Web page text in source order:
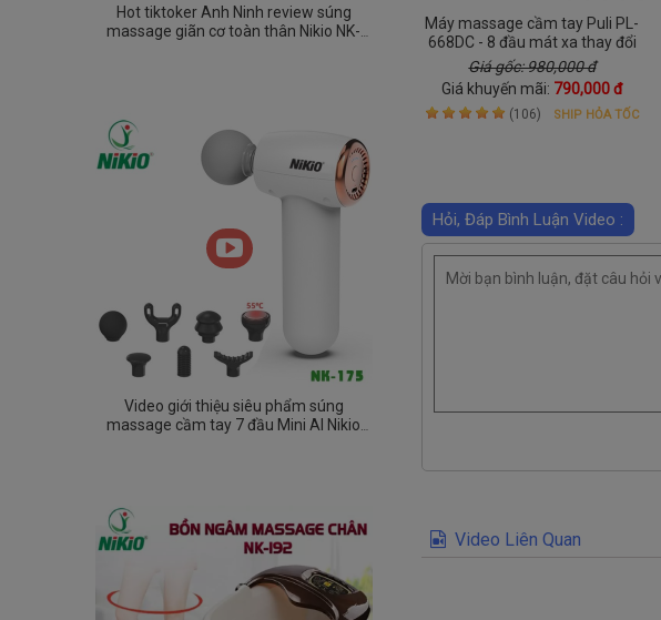
Hot tiktoker Anh Ninh review súng
massage giãn cơ toàn thân Nikio NK-
Video giới thiệu siêu phẩm súng
massage cầm tay 7 đầu Mini AI Nikio
Máy massage cầm tay Puli PL-
668DC - 8 đầu mát xa thay đổi
Giá gốc: 980,000 đ
Giá khuyến mãi: 790,000 đ
(106) SHIP HỎA TỐC
Hỏi, Đáp Bình Luận Video :
Video Liên Quan